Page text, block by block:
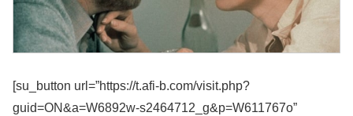
[su_button url=”https://t.afi-b.com/visit.php?
guid=ON&a=W6892w-s2464712_g&p=W611767o”